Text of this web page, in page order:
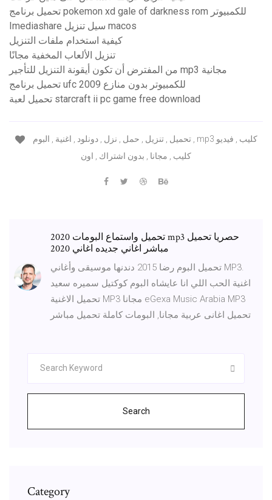
تحميل برنامج pokemon xd gale of darkness rom للكمبيوتر
Imediashare سيل تنزيل macos
كيفية استخدام ملفات التنزيل
تنزيل الألعاب المخفية مجانًا
من المفترض أن تكون أيقونة التنزيل للتأجير mp3 مجانية
تحميل برنامج ufc 2009 للكمبيوتر بدون منازع
تحميل لعبة starcraft ii pc game free download
كليب , مجانا , بدون اشتراك , اون
تحميل واستماع البومات 2020 mp3 حصريا تحميل
مباشر اغاني جديده اغاني 2020
تحميل البوم رضا 2015 دندنها موسيقى وأغاني MP3.
اغنية الحب اللي انا عايشاه البوم كوكتيل سميره سعيد
تحميل الاغنية MP3 مجانا eGexa Music Arabia MP3
تحميل اغانى عربية مجانا, البومات كاملة تحميل مباشر
Search
Category